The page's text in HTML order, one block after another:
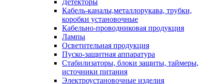
Детекторы
Кабель-каналы,металлорукава, трубки,
коробки установочные
Кабельно-проводниковая продукция
Лампы
Осветительная продукция
Пуско-защитная аппаратура
Стабилизаторы, блоки защиты, таймеры,
источники питания
Электроустановочные изделия